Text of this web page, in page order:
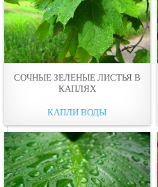
СОЧНЫЕ ЗЕЛЕНЫЕ ЛИСТЬЯ В
КАПЛЯХ
КАПЛИ ВОДЫ